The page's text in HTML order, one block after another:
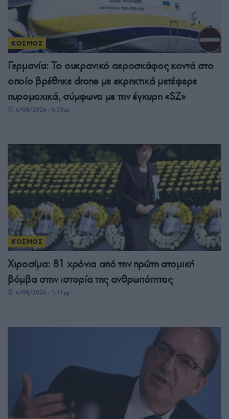
ΚΟΣΜΟΣ
Γερμανία: Το ουκρανικό αεροσκάφος κοντά στο
οποίο βρέθηκε drone με εκρηκτικά μετέφερε
πυρομαχικά, σύμφωνα με την έγκυρη «SZ»
6/08/2026 - 6:33μμ
ΚΟΣΜΟΣ
Χιροσίμα: 81 χρόνια από την πρώτη ατομική
βόμβα στην ιστορία της ανθρωπότητας
6/08/2026 - 1:11μμ